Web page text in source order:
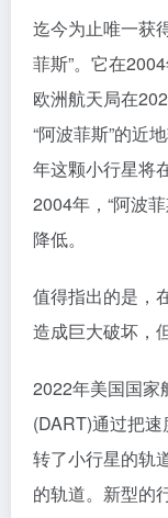
迄今为止唯一获
菲斯”。它在
欧洲航天局在
“阿波菲斯”的近
年这颗小行星将
2004年，“阿波
降低。
值得指出的是，
造成巨大破坏，
2022年美国国家
(DART)通过把
转了小行星的轨
的轨道。新型的